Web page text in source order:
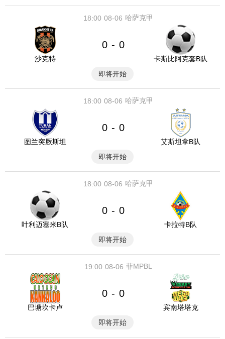
08-06
18:00 哈萨克甲
沙克特
0 - 0
卡斯比阿克套B队
即将开始
08-06
18:00 哈萨克甲
图兰突厥斯坦
0 - 0
艾斯坦拿B队
即将开始
08-06
18:00 哈萨克甲
叶利迈塞米B队
0 - 0
卡拉特B队
即将开始
08-06
19:00 菲MPBL
巴塘坎卡卢
0 - 0
宾南塔塔克
即将开始